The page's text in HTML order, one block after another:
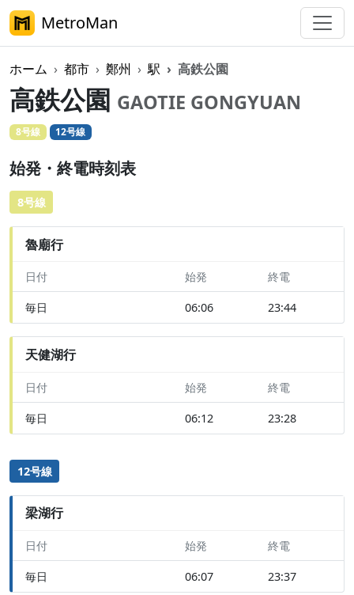
MetroMan
ホーム 都市 鄭州 駅 高鉄公園
高鉄公園 GAOTIE GONGYUAN
8号線 12号線
始発・終電時刻表
8号線
魯廟行
日付 始発 終電
毎日 06:06 23:44
天健湖行
日付 始発 終電
毎日 06:12 23:28
12号線
梁湖行
日付 始発 終電
毎日 06:07 23:37